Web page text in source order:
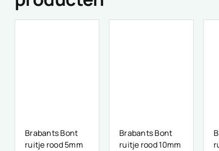
Brabants Bont
ruitje rood 5mm
Brabants Bont
ruitje rood 10mm